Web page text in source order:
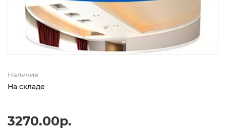
Наличие
На складе
3270.00р.